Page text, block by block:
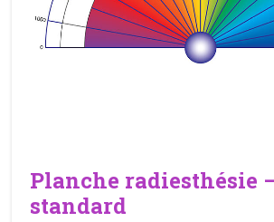
Planche radiesthésie
standard